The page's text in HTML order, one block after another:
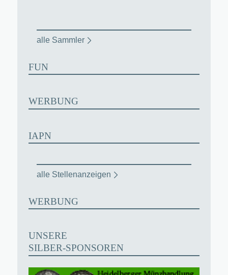
alle Sammler
FUN
WERBUNG
IAPN
alle Stellenanzeigen
WERBUNG
UNSERE
SILBER-SPONSOREN